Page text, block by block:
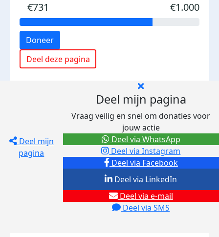
€731 €1.000
Doneer
Deel deze pagina
Deel mijn
pagina
Deel mijn pagina
Vraag veilig en snel om donaties voor
jouw actie
Deel via Facebook
Deel via Instagram
Deel via e-mail
Deel via SMS
Deel via LinkedIn
Deel via WhatsApp